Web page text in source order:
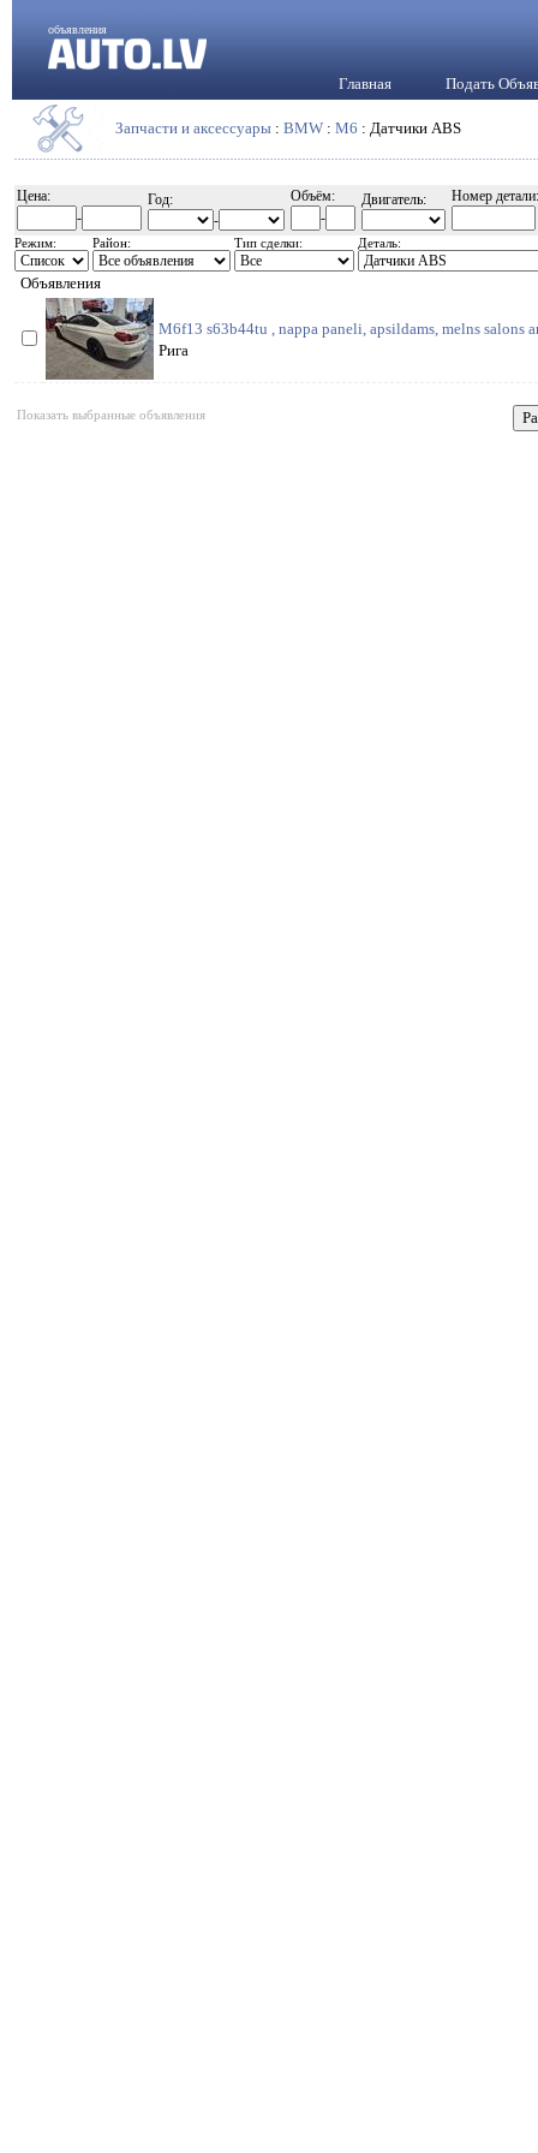
объявления
Главная Подать
Запчасти и аксессуары : BMW : M6 : Датчики ABS
Цена:
-
Год:
-
Объём:
-
Двигатель: Номер детали:
Режим: Район: Тип сделки: Деталь:
Объявления
M6f13 s63b44tu , nappa paneli, apsildams, melns salons
Рига
Показать выбранные объявления